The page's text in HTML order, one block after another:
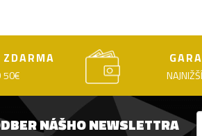
50€
NÁŠHO NEWSLETTRA